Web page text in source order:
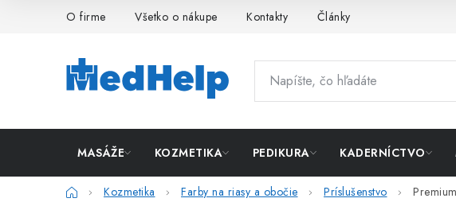
O firme Všetko o nákupe Kontakty Články
MASÁŽE KOZMETIKA PEDIKURA KADERNÍCTVO
DomovKozmetika Farby na riasy a obočie Príslušenstvo